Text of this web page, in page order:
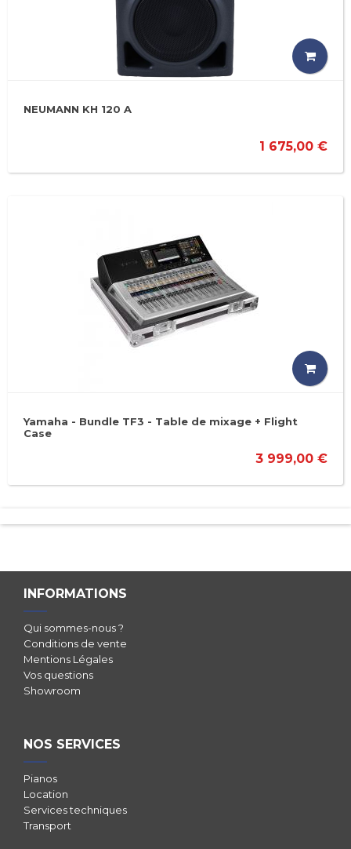
NEUMANN KH 120 A
1 675,00 €
Yamaha - Bundle TF3 - Table de mixage + Flight
Case
3 999,00 €
INFORMATIONS
Qui sommes-nous ?
Conditions de vente
Mentions Légales
Vos questions
Showroom
NOS SERVICES
Pianos
Location
Services techniques
Transport